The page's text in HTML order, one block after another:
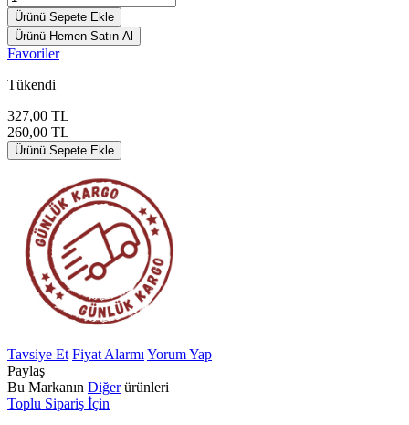
Ürünü Sepete Ekle
Ürünü Hemen Satın Al
Favoriler
Tükendi
327,00 TL
260,00 TL
Ürünü Sepete Ekle
Tavsiye Et Fiyat Alarmı Yorum Yap
Paylaş
Bu Markanın Diğerürünleri
Toplu Sipariş İçin